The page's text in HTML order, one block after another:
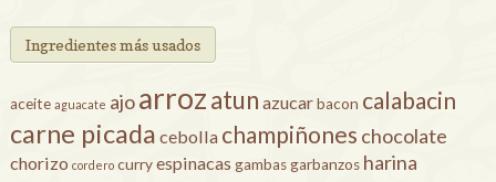
Ingredientes más usados
aceite aguacate ajoarrozatun azucarbacon calabacin
carne picada cebolla champiñones chocolate
chorizo cordero curryespinacas gambas garbanzos harina